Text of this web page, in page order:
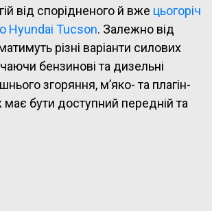
від спорідненого й вже цьогоріч
Hyundai Tucson. Залежно від
різні варіанти силових
бензинові та дизельні
згоряння, м’яко- та плагін-
має бути доступний передній та